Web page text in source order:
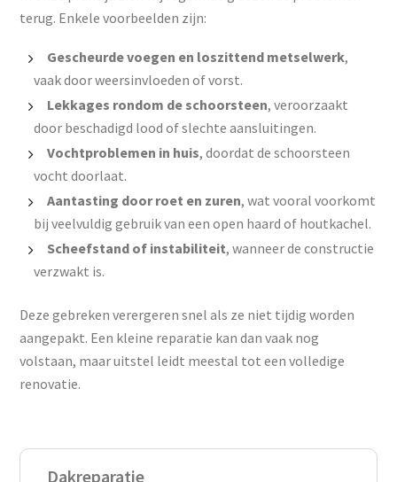
terug. Enkele voorbeelden zijn:
Gescheurde voegen en loszittend metselwerk,
vaak door weersinvloeden of vorst.
Lekkages rondom de schoorsteen, veroorzaakt
door beschadigd lood of slechte aansluitingen.
Vochtproblemen in huis, doordat de schoorsteen
vocht doorlaat.
Aantasting door roet en zuren, wat vooral voorkomt
bij veelvuldig gebruik van een open haard of houtkachel.
Scheefstand of instabiliteit, wanneer de constructie
verzwakt is.
Deze gebreken verergeren snel als ze niet tijdig worden
aangepakt. Een kleine reparatie kan dan vaak nog
volstaan, maar uitstel leidt meestal tot een volledige
renovatie.
Dakreparatie